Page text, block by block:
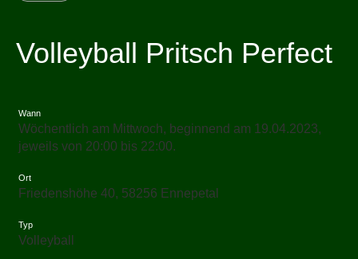
Volleyball Pritsch Perfect
Wann
Wöchentlich am Mittwoch, beginnend am 19.04.2023,
jeweils von 20:00 bis 22:00.
Ort
Friedenshöhe 40, 58256 Ennepetal
Typ
Volleyball